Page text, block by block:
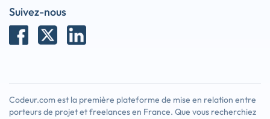
Suivez-nous
Codeur.com est la première plateforme de mise en relation entre
porteurs de projet et freelances en France. Que vous recherchiez